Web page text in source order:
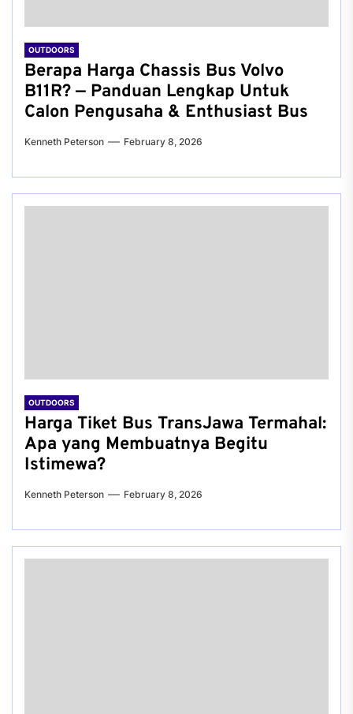
OUTDOORS
Berapa Harga Chassis Bus Volvo
B11R? — Panduan Lengkap Untuk
Calon Pengusaha & Enthusiast Bus
Kenneth Peterson February 8, 2026
OUTDOORS
Harga Tiket Bus TransJawa Termahal:
Apa yang Membuatnya Begitu
Istimewa?
Kenneth Peterson February 8, 2026